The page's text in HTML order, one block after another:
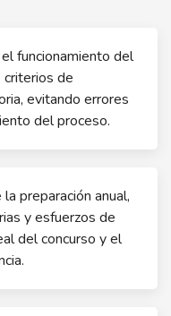
funcionamiento del
criterios de
evitando errores
del proceso.
preparación anual,
y esfuerzos de
del concurso y el